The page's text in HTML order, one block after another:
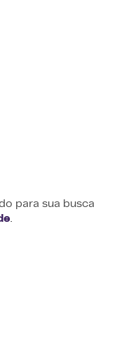
para sua busca
.